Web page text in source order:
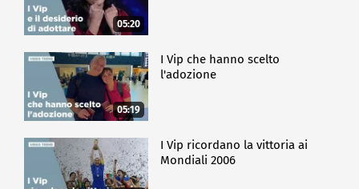
05:20
05:19
I Vip che hanno scelto
l'adozione
I Vip ricordano la vittoria ai
Mondiali 2006